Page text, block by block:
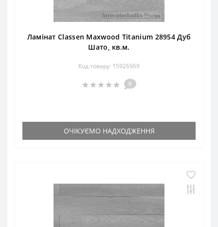
Ламінат Classen Maxwood Titanium 28954 Дуб
Шато, кв.м.
Код товару: 15926969
0
ОЧІКУЄМО НАДХОДЖЕННЯ